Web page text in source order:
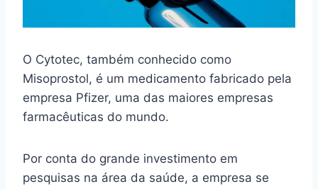
O Cytotec, também conhecido como
Misoprostol, é um medicamento fabricado pela
empresa Pfizer, uma das maiores empresas
farmacêuticas do mundo.
Por conta do grande investimento em
pesquisas na área da saúde, a empresa se